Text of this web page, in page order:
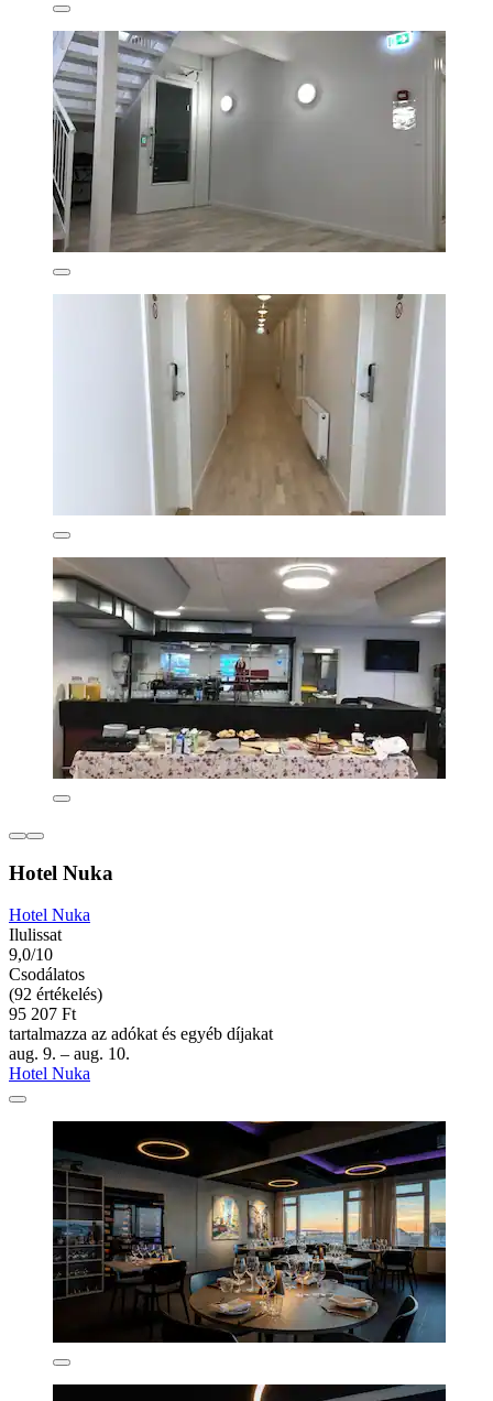
Hotel Nuka
Hotel Nuka
Ilulissat
9,0/10
Csodálatos
(92 értékelés)
95 207 Ft
tartalmazza az adókat és egyéb díjakat
aug. 9. – aug. 10.
Hotel Nuka